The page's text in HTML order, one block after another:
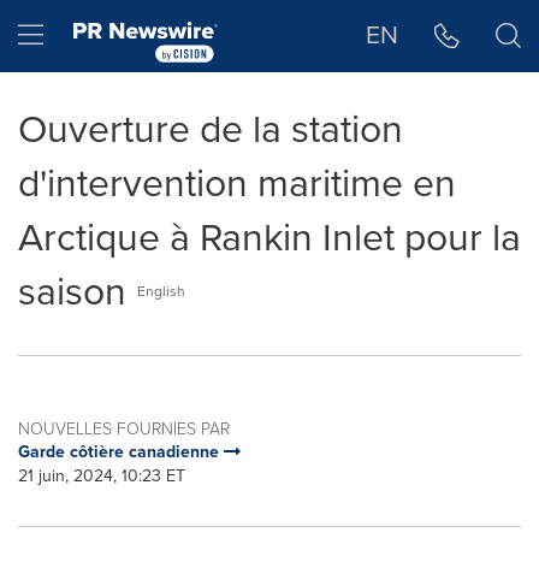
Hamburger menu EN
Ouverture de la station
d'intervention maritime en
Arctique à Rankin Inlet pour la
saison
English
NOUVELLES FOURNIES PAR
Garde côtière canadienne
21 juin, 2024, 10:23 ET